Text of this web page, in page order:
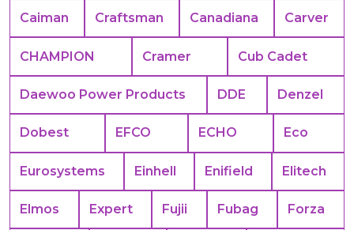
Caiman Craftsman Canadiana Carver
CHAMPION Cramer Cub Cadet
Daewoo Power Products DDE Denzel
Dobest EFCO ECHO Eco
Eurosystems Einhell Enifield Elitech
Elmos Expert Fujii Fubag Forza